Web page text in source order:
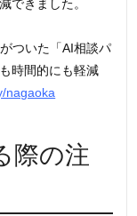
できました。
ついた「AI相談パ
時間的にも軽減
nagaoka
際の注